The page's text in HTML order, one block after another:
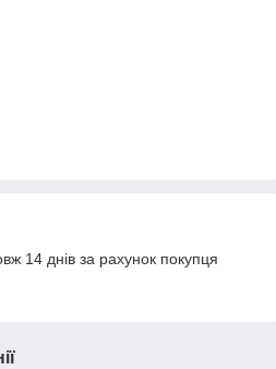
14 днів за рахунок покупця